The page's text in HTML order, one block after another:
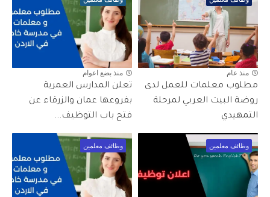
منذ عام
مطلوب معلمات للعمل لدى
روضة البيت العربي لمرحلة
التمهيدي
منذ بضع اعوام
تعلن المدارس العمرية
بفروعها عمان والزرقاء عن
فتح باب التوظيف...
وظائف معلمين وظائف معلمين